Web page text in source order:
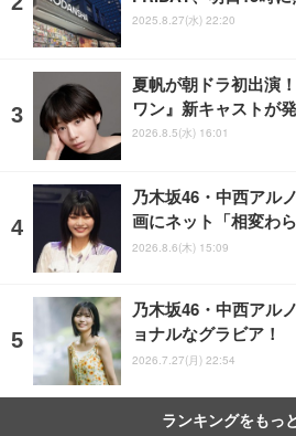
2025.8.27(水) 22:20
夏帆が朝ドラ初出演
ワン』新キャストが
2026.8.5(水) 16:01
乃木坂46・中西アル
画にネット「相変わ
2026.8.6(木) 15:09
乃木坂46・中西アル
ョナルなグラビア！
2026.7.27(月) 22:54
ランキングをもっ